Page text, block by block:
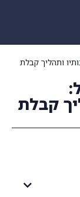
ותהליך קבלת
קבלת